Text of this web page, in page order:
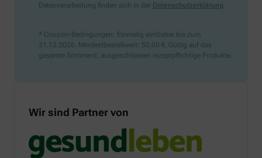
Datenverarbeitung finden sich in der Datenschutzerklärung
* Coupon-Bedingungen: Einmalig einlösbar bis zum
31.12.2026. Mindestbestellwert: 50,00 €. Gültig auf das
gesamte Sortiment, ausgeschlossen rezeptpflichtige Produkte.
Wir sind Partner von